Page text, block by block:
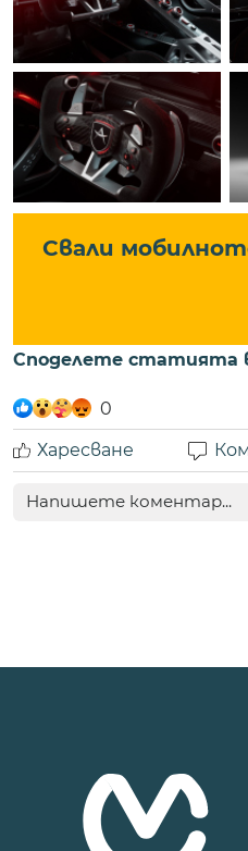
Свали
Споделете статията
0
Харесване